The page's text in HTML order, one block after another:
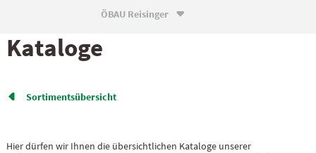
ÖBAU Reisinger 
Kataloge
 Sortiments­übersicht
Hier dürfen wir Ihnen die übersichtlichen Kataloge unserer